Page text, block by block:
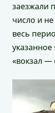
заезжали
число и
весь
«вокзал —